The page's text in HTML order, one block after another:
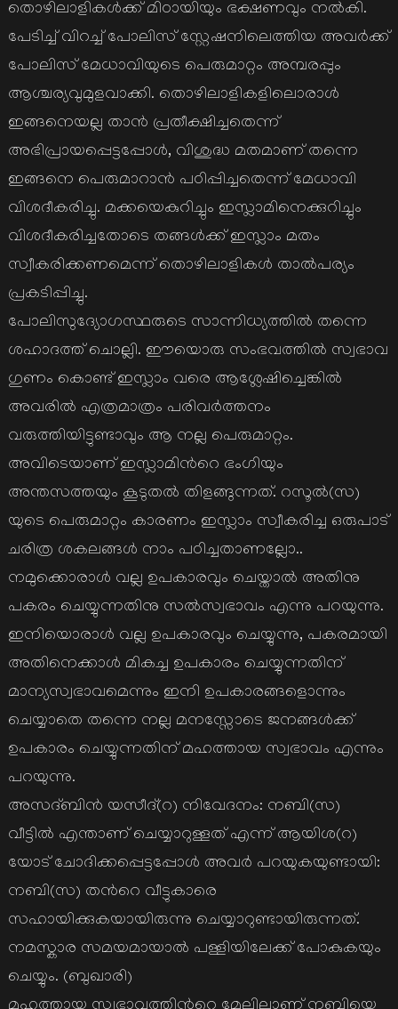
തൊഴിലാളികള്‍ക്ക് മിഠായിയും ഭക്ഷണവും നല്‍കി.
പേടിച്ച് വിറച്ച് പോലിസ് സ്റ്റേഷനിലെത്തിയ അവര്‍ക്ക്
പോലിസ് മേധാവിയുടെ പെരുമാറ്റം അമ്പരപ്പും
ആശ്ചര്യവുമുളവാക്കി. തൊഴിലാളികളിലൊരാള്‍
ഇങ്ങനെയല്ല താന്‍ പ്രതീക്ഷിച്ചതെന്ന്
അഭിപ്രായപ്പെട്ടപ്പോള്‍, വിശുദ്ധ മതമാണ് തന്നെ
ഇങ്ങനെ പെരുമാറാന്‍ പഠിപ്പിച്ചതെന്ന് മേധാവി
വിശദീകരിച്ചു. മക്കയെകുറിച്ചും ഇസ്ലാമിനെക്കുറിച്ചും
വിശദീകരിച്ചതോടെ തങ്ങള്‍ക്ക് ഇസ്ലാം മതം
സ്വീകരിക്കണമെന്ന് തൊഴിലാളികള്‍ താല്‍പര്യം
പ്രകടിപ്പിച്ചു.
പോലിസുദ്യോഗസ്ഥരുടെ സാന്നിധ്യത്തില്‍ തന്നെ
ശഹാദത്ത് ചൊല്ലി. ഈയൊരു സംഭവത്തില്‍ സ്വഭാവ
ഗുണം കൊണ്ട് ഇസ്ലാം വരെ ആശ്ലേഷിച്ചെങ്കില്‍
അവരില്‍ എത്രമാത്രം പരിവര്‍ത്തനം
വരുത്തിയിട്ടുണ്ടാവും ആ നല്ല പെരുമാറ്റം.
അവിടെയാണ് ഇസ്ലാമിന്‍റെ ഭംഗിയും
അന്തസത്തയും കൂടുതല്‍ തിളങ്ങുന്നത്. റസൂല്‍(സ)
യുടെ പെരുമാറ്റം കാരണം ഇസ്ലാം സ്വീകരിച്ച ഒരുപാട്
ചരിത്ര ശകലങ്ങള്‍ നാം പഠിച്ചതാണല്ലോ..
നമുക്കൊരാള്‍ വല്ല ഉപകാരവും ചെയ്താല്‍ അതിനു
പകരം ചെയ്യുന്നതിനു സല്‍സ്വഭാവം എന്നു പറയുന്നു.
ഇനിയൊരാള്‍ വല്ല ഉപകാരവും ചെയ്യുന്നു, പകരമായി
അതിനെക്കാള്‍ മികച്ച ഉപകാരം ചെയ്യുന്നതിന്
മാന്യസ്വഭാവമെന്നും ഇനി ഉപകാരങ്ങളൊന്നും
ചെയ്യാതെ തന്നെ നല്ല മനസ്സോടെ ജനങ്ങള്‍ക്ക്
ഉപകാരം ചെയ്യുന്നതിന് മഹത്തായ സ്വഭാവം എന്നും
പറയുന്നു.
അസദ്ബിന്‍ യസീദ്(റ) നിവേദനം: നബി(സ)
വീട്ടില്‍ എന്താണ് ചെയ്യാറുള്ളത് എന്ന് ആയിശ(റ)
യോട് ചോദിക്കപ്പെട്ടപ്പോള്‍ അവര്‍ പറയുകയുണ്ടായി:
നബി(സ) തന്‍റെ വീട്ടുകാരെ
സഹായിക്കുകയായിരുന്നു ചെയ്യാറുണ്ടായിരുന്നത്.
നമസ്കാര സമയമായാല്‍ പള്ളിയിലേക്ക് പോകുകയും
ചെയ്യും. (ബുഖാരി)